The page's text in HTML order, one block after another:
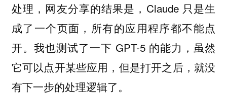
处理，网友分享的结果是，Claude 只是生
成了一个页面，所有的应用程序都不能点
开。我也测试了一下 GPT-5 的能力，虽然
它可以点开某些应用，但是打开之后，就没
有下一步的处理逻辑了。